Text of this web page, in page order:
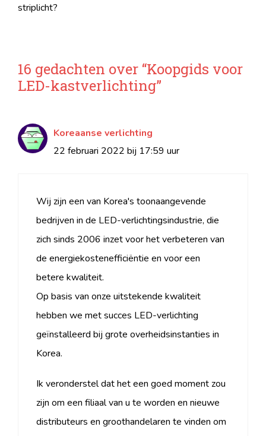
striplicht?
16 gedachten over “Koopgids voor
LED-kastverlichting”
Koreaanse verlichting
22 februari 2022 bij 17:59 uur
Wij zijn een van Korea's toonaangevende
bedrijven in de LED-verlichtingsindustrie, die
zich sinds 2006 inzet voor het verbeteren van
de energiekostenefficiëntie en voor een
betere kwaliteit.
Op basis van onze uitstekende kwaliteit
hebben we met succes LED-verlichting
geïnstalleerd bij grote overheidsinstanties in
Korea.
Ik veronderstel dat het een goed moment zou
zijn om een ​​filiaal van u te worden en nieuwe
distributeurs en groothandelaren te vinden om